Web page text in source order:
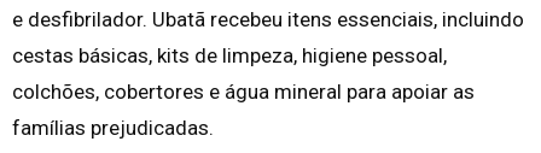
e desfibrilador. Ubatã recebeu itens essenciais, incluindo
cestas básicas, kits de limpeza, higiene pessoal,
colchões, cobertores e água mineral para apoiar as
famílias prejudicadas.